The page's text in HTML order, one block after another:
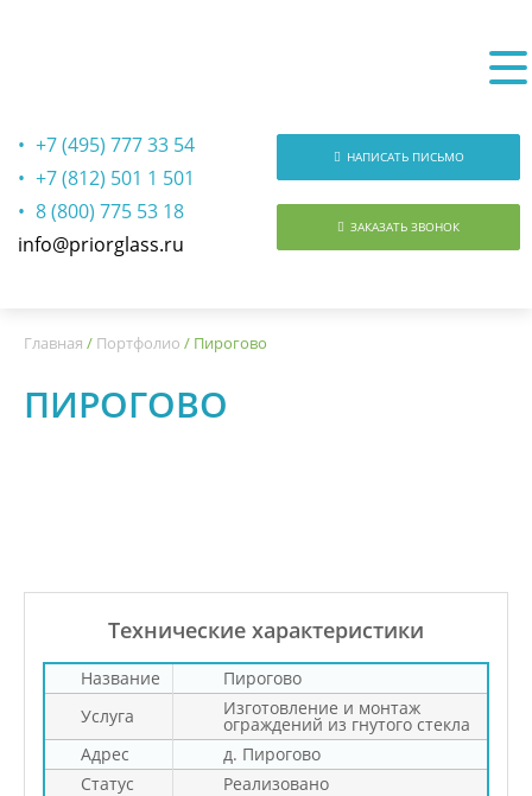
+7 (495) 777 33 54
+7 (812) 501 1 501
8 (800) 775 53 18
info@priorglass.ru
НАПИСАТЬ ПИСЬМО
ЗАКАЗАТЬ ЗВОНОК
Главная / Портфолио / Пирогово
ПИРОГОВО
Технические характеристики
Название
Пирогово
Услуга
Изготовление и монтаж
ограждений из гнутого стекла
Адрес
д. Пирогово
Статус
Реализовано